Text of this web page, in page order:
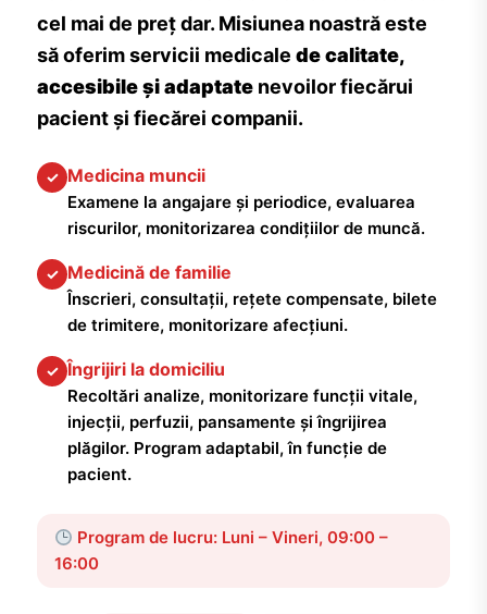
cel mai de preț dar. Misiunea noastră este
să oferim servicii medicale de calitate,
accesibile și adaptate nevoilor fiecărui
pacient și fiecărei companii.
✓ Medicina muncii
Examene la angajare și periodice, evaluarea
riscurilor, monitorizarea condițiilor de muncă.
✓ Medicină de familie
Înscrieri, consultații, rețete compensate, bilete
de trimitere, monitorizare afecțiuni.
✓ Îngrijiri la domiciliu
Recoltări analize, monitorizare funcții vitale,
injecții, perfuzii, pansamente și îngrijirea
plăgilor. Program adaptabil, în funcție de
pacient.
Program de lucru: Luni – Vineri, 09:00 –
16:00